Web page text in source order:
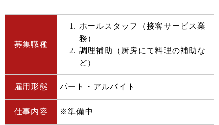
募集職種
ホールスタッフ（接客サービス業
務）
調理補助（厨房にて料理の補助な
ど）
雇用形態 パート・アルバイト
仕事内容 ※準備中